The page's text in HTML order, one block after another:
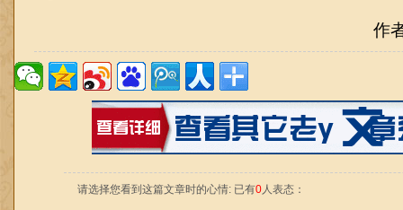
作
请选择您看到这篇文章时的心情: 已有0人表态：